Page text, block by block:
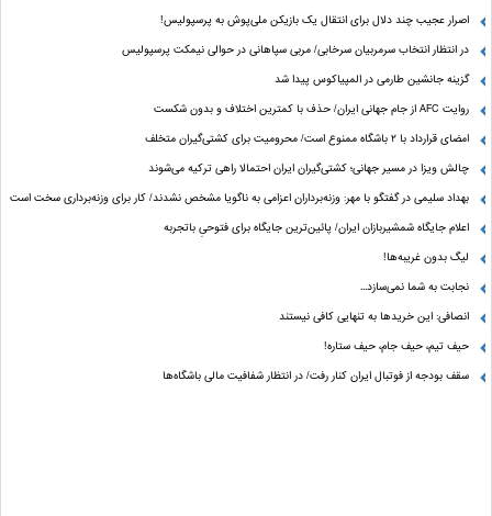
اصرار عجیب چند دلال برای انتقال یک بازیکن ملی‌پوش به پرسپولیس!
در انتظار انتخاب سرمربیان سرخابی/ مربی سپاهانی در حوالی نیمکت پرسپولیس
گزینه جانشین طارمی در المپیاکوس پیدا شد
روایت AFC از جام جهانی ایران/ حذف با کمترین اختلاف و بدون شکست
امضای قرارداد با ۲ باشگاه ممنوع است/ محرومیت برای کشتی‌گیران متخلف
چالش ویزا در مسیر جهانی؛ کشتی‌گیران ایران احتمالا راهی ترکیه می‌شوند
بهداد سلیمی در گفتگو با مهر: وزنه‌برداران اعزامی به ناگویا مشخص نشدند/ کار برای وزنه‌برداری سخت است
اعلام جایگاه شمشیربازان ایران/ پائین‌ترین جایگاه برای فتوحیِ باتجربه
لیگ بدون غریبه‌ها!
نجابت به شما نمی‌سازد...
انصافی: این خریدها به تنهایی کافی نیستند
حیف تیم، حیف جام، حیف ستاره‌!
سقف بودجه از فوتبال ایران کنار رفت/ در انتظار شفافیت مالی باشگاه‌ها